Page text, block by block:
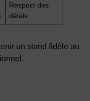
Respect des
délais
un stand fidèle au